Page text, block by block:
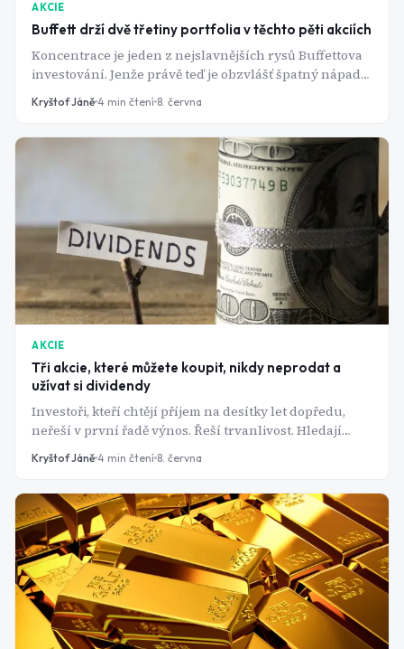
AKCIE
Buffett drží dvě třetiny portfolia v těchto pěti akciích
Koncentrace je jeden z nejslavnějších rysů Buffettova
investování. Jenže právě teď je obzvlášť špatný nápad
ho napodobovat. Portfolio se totiž investorům, po
příchodu nového CEO, doslova mění před očima.
Kryštof Jáně 4 min čtení 8. června
AKCIE
Tři akcie, které můžete koupit, nikdy neprodat a
užívat si dividendy
Investoři, kteří chtějí příjem na desítky let dopředu,
neřeší v první řadě výnos. Řeší trvanlivost. Hledají
podniky, jejichž byznys přežije recese, inflační vlny i
geopolitické otřesy a které mají, v nejlepším případě,
firmy z amerického trhu tenhle test plní možná lépe
než kdokoli jiný.
Kryštof Jáně 4 min čtení 8. června